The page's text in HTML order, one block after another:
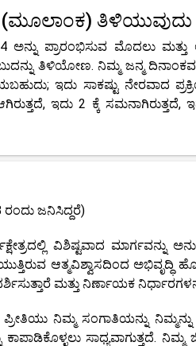
ತಿಳಿಯುವುದು
ಅನ್ನು ಪ್ರಾರಂಭಿಸುವ ಮೊದಲು
ತಿಳಿಯೋಣ. ನಿಮ್ಮ ಜನ್ಮ
ಇದು ಸಾಕಷ್ಟು ನೇರವಾದ
ಇದು 2 ಕ್ಕೆ ಸಮನಾಗಿರುತ್ತದೆ,
ರಂದು ಜನಿಸಿದ್ದರೆ)
ವಿಶಿಷ್ಟವಾದ ಮಾರ್ಗವನ್ನು
ಆತ್ಮವಿಶ್ವಾಸದಿಂದ ಅಭಿವೃದ್ಧಿ
ಮತ್ತು ನಿರ್ಣಾಯಕ
ನಿಮ್ಮ ಸಂಗಾತಿಯನ್ನು ನಿಮ್ಮನ್ನು
ಸಾಧ್ಯವಾಗುತ್ತದೆ.